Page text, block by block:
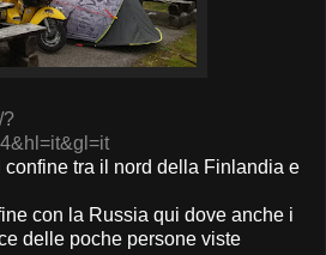
?
tra il nord della Finlandia e
con la Russia qui dove anche i
delle poche persone viste